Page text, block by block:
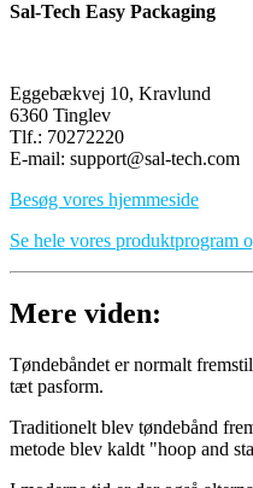
Sal-Tech Easy Packaging
Eggebækvej 10, Kravlund
6360 Tinglev
Tlf.: 70272220
E-mail: support@sal-tech.com
Besøg vores hjemmeside
Se hele vores produktprogram
Mere viden:
Tøndebåndet er normalt
tæt pasform.
Traditionelt blev tøndebånd
metode blev kaldt "hoop and